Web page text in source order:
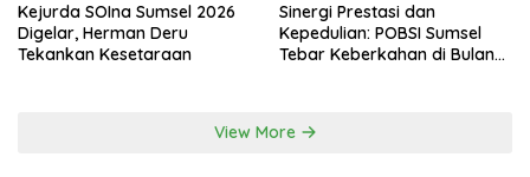
Kejurda SOIna Sumsel 2026
Digelar, Herman Deru
Tekankan Kesetaraan
Sinergi Prestasi dan
Kepedulian: POBSI Sumsel
Tebar Keberkahan di Bulan
View More